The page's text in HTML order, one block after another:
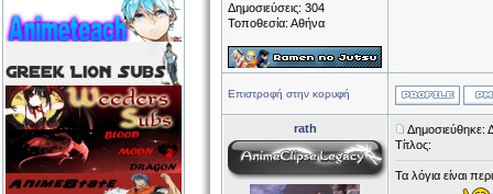
Δημοσιεύσεις: 304
Τοποθεσία: Αθήνα
Επιστροφή στην κορυφή
rath
Δημοσιεύθηκε:
Τίτλος:
Τα λόγια είναι